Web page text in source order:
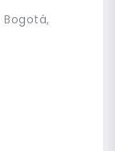
Bogotá,